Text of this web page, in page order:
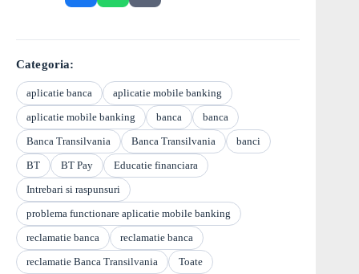
Categoria:
aplicatie banca
aplicatie mobile banking
aplicatie mobile banking
banca
banca
Banca Transilvania
Banca Transilvania
banci
BT
BT Pay
Educatie financiara
Intrebari si raspunsuri
problema functionare aplicatie mobile banking
reclamatie banca
reclamatie banca
reclamatie Banca Transilvania
Toate